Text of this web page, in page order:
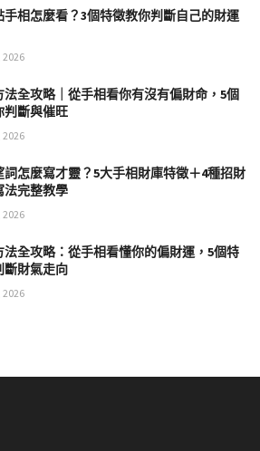
手相怎麼看？3個特徵教你判斷自己的財運
2026
法全攻略｜從手相看你有沒有偏財命，5個
判斷與催旺
2026
詞怎麼寫才靈？5大手相財庫特徵＋4種招財
法完整教學
2026
法全攻略：從手相看懂你的偏財運，5個特
斷財氣走向
2026